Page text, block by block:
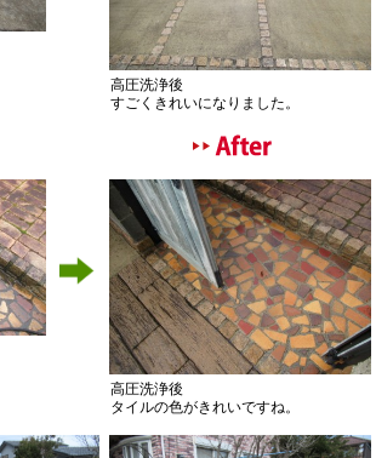
高圧洗浄後
すごくきれいになりました。
高圧洗浄後
タイルの色がきれいですね。